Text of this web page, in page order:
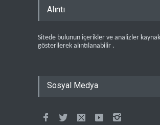
Alıntı
Sitede bulunun içerikler ve analizler kaynak
gösterilerek alıntılanabilir .
Sosyal Medya